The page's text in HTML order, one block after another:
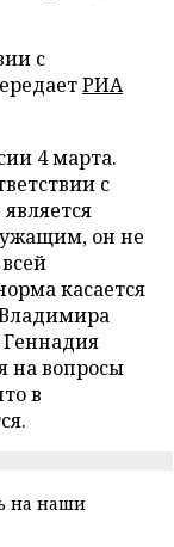
с
РИА
4 марта.
с
он не
касается
на вопросы
в
на наши